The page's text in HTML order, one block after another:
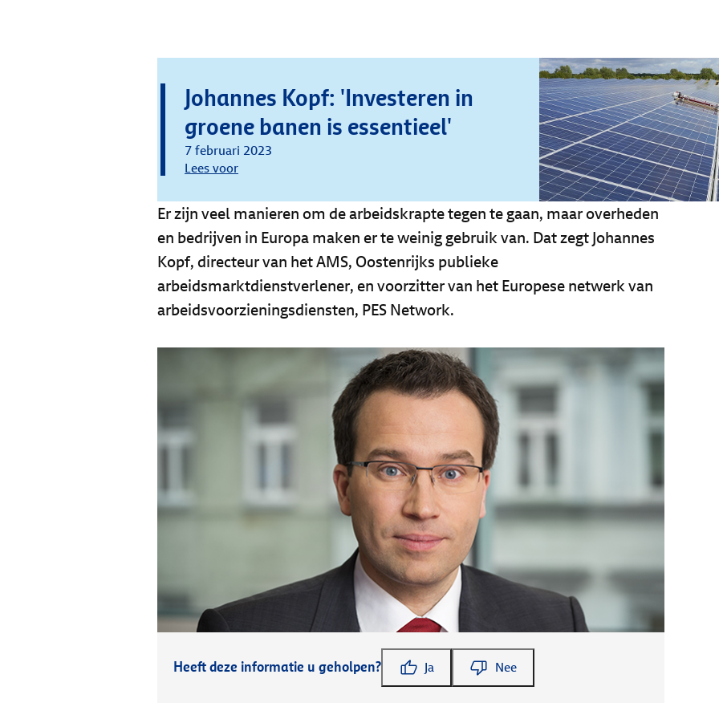
Johannes Kopf: 'Investeren in
groene banen is essentieel'
7 februari 2023
Lees voor
Er zijn veel manieren om de arbeidskrapte tegen te gaan, maar overheden
en bedrijven in Europa maken er te weinig gebruik van. Dat zegt Johannes
Kopf, directeur van het AMS, Oostenrijks publieke
arbeidsmarktdienstverlener, en voorzitter van het Europese netwerk van
arbeidsvoorzieningsdiensten, PES Network.
Heeft deze informatie u geholpen? Ja Nee